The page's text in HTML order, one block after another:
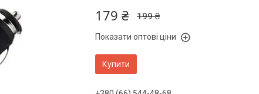
199 ₴
179 ₴
Показати оптові ціни
Купити